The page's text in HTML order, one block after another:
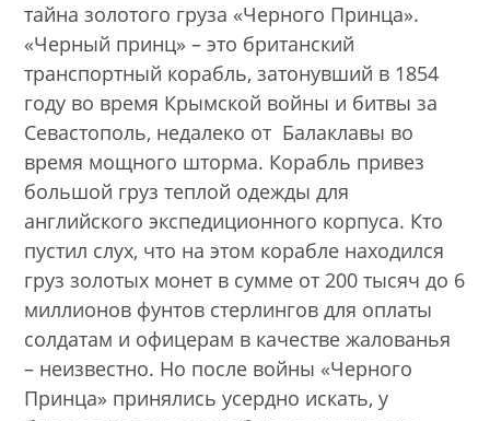
тайна золотого груза «Черного Принца».
«Черный принц» – это британский
транспортный корабль, затонувший в 1854
году во время Крымской войны и битвы за
Севастополь, недалеко от Балаклавы во
время мощного шторма. Корабль привез
большой груз теплой одежды для
английского экспедиционного корпуса. Кто
пустил слух, что на этом корабле находился
груз золотых монет в сумме от 200 тысяч до 6
миллионов фунтов стерлингов для оплаты
солдатам и офицерам в качестве жалованья
– неизвестно. Но после войны «Черного
Принца» принялись усердно искать, у